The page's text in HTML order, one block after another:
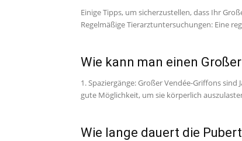
Einige Tipps, um sicherzustellen, dass Ihr
Regelmäßige Tierarztuntersuchungen: Eine
Wie kann man einen
1. Spaziergänge: Großer Vendée-Griffons
gute Möglichkeit, um sie körperlich
Wie lange dauert die